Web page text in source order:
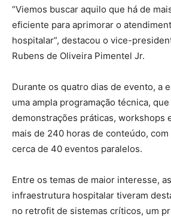
“Viemos buscar aquilo que há de
eficiente para aprimorar o
hospitalar”, destacou o vice-
Rubens de Oliveira Pimentel Jr.
Durante os quatro dias de evento, a
uma ampla programação técnica,
demonstrações práticas, workshops
mais de 240 horas de conteúdo,
cerca de 40 eventos paralelos.
Entre os temas de maior interesse,
infraestrutura hospitalar tiveram
no retrofit de sistemas críticos, um